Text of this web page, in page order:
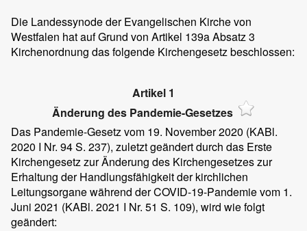
Die Landessynode der Evangelischen Kirche von
Westfalen hat auf Grund von Artikel 139a Absatz 3
Kirchenordnung das folgende Kirchengesetz beschlossen:
Artikel 1
Änderung des Pandemie-Gesetzes
Das Pandemie-Gesetz vom 19. November 2020 (KABl.
2020 I Nr. 94 S. 237), zuletzt geändert durch das Erste
Kirchengesetz zur Änderung des Kirchengesetzes zur
Erhaltung der Handlungsfähigkeit der kirchlichen
Leitungsorgane während der COVID-19-Pandemie vom 1.
Juni 2021 (KABl. 2021 I Nr. 51 S. 109), wird wie folgt
geändert: